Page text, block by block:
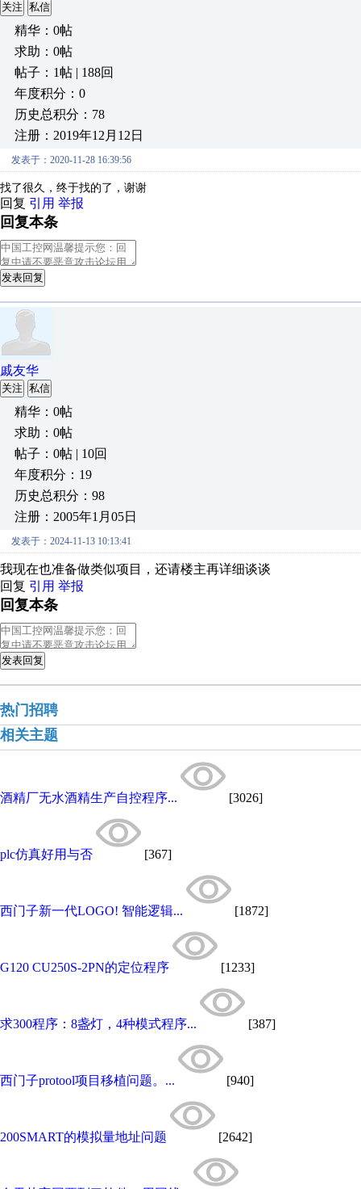
关注 私信
精华：0帖
求助：0帖
帖子：1帖 | 188回
年度积分：0
历史总积分：78
注册：2019年12月12日
发表于：2020-11-28 16:39:56
找了很久，终于找的了，谢谢
回复 引用 举报
回复本条
发表回复
戚友华
关注 私信
精华：0帖
求助：0帖
帖子：0帖 | 10回
年度积分：19
历史总积分：98
注册：2005年1月05日
发表于：2024-11-13 10:13:41
我现在也准备做类似项目，还请楼主再详细谈谈
回复 引用 举报
回复本条
发表回复
热门招聘
相关主题
酒精厂无水酒精生产自控程序... [3026]
plc仿真好用与否 [367]
西门子新一代LOGO! 智能逻辑... [1872]
G120 CU250S-2PN的定位程序 [1233]
求300程序：8盏灯，4种模式程序... [387]
西门子protool项目移植问题。... [940]
200SMART的模拟量地址问题 [2642]